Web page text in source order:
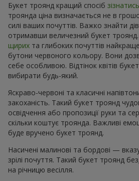
Букет троянд кращий спосіб
троянда ціна визначається не в
силі ваших почуттів. Важко знайти
отримавши величезний букет
щирих та глибоких почуттів найкраще
бутони червоного кольору. Вони
себе особливою. Відтінок квітів
вибирати будь-який.
Яскраво-червоні та класичні
закоханість. Такий букет троянд
освідчення або пропозиції руки та
скільки коштує троянда. Важливі
буде вручено букет троянд.
Насичені малинові та бордові —
зрілі почуття. Такий букет троянд
на річницю весілля.